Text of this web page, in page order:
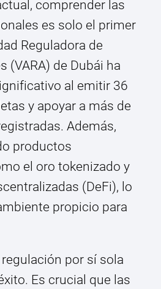
comprender las
es solo el primer
Reguladora de
(VARA) de Dubái ha
al emitir 36
y apoyar a más de
Además,
productos
el oro tokenizado y
(DeFi), lo
propicio para
por sí sola
Es crucial que las